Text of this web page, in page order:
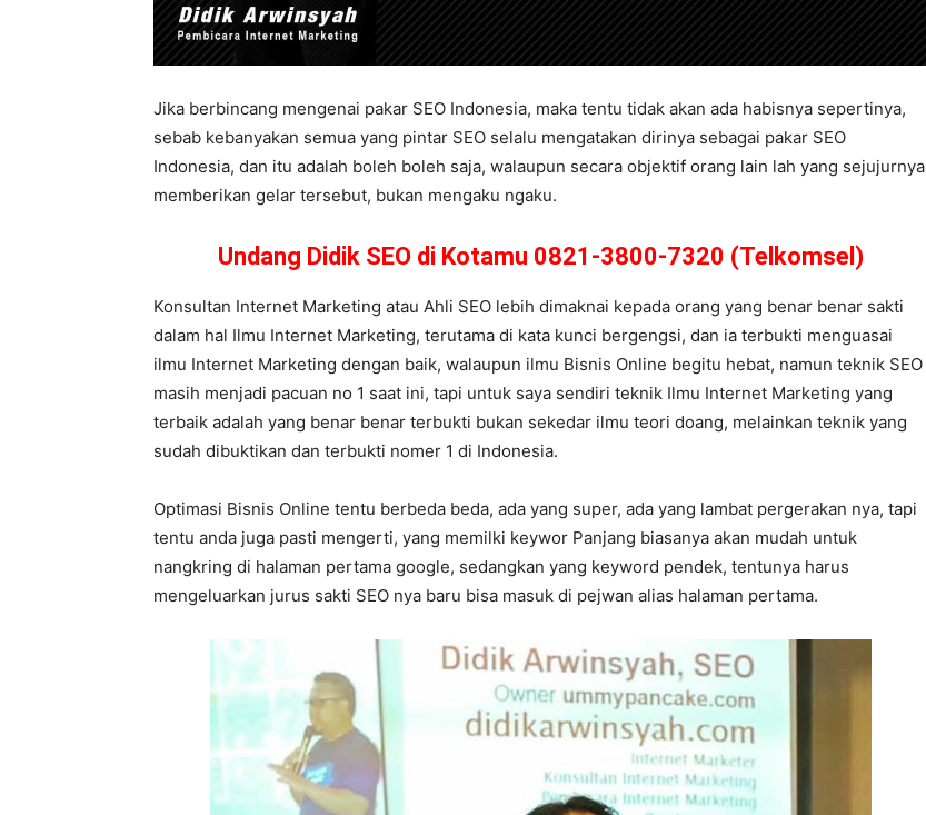
Jika berbincang mengenai pakar SEO Indonesia, maka tentu tidak akan ada habisnya sepertinya,
sebab kebanyakan semua yang pintar SEO selalu mengatakan dirinya sebagai pakar SEO
Indonesia, dan itu adalah boleh boleh saja, walaupun secara objektif orang lain lah yang sejujurnya
memberikan gelar tersebut, bukan mengaku ngaku.
Undang Didik SEO di Kotamu 0821-3800-7320 (Telkomsel)
Konsultan Internet Marketing atau Ahli SEO lebih dimaknai kepada orang yang benar benar sakti
dalam hal Ilmu Internet Marketing, terutama di kata kunci bergengsi, dan ia terbukti menguasai
ilmu Internet Marketing dengan baik, walaupun ilmu Bisnis Online begitu hebat, namun teknik SEO
masih menjadi pacuan no 1 saat ini, tapi untuk saya sendiri teknik Ilmu Internet Marketing yang
terbaik adalah yang benar benar terbukti bukan sekedar ilmu teori doang, melainkan teknik yang
sudah dibuktikan dan terbukti nomer 1 di Indonesia.
Optimasi Bisnis Online tentu berbeda beda, ada yang super, ada yang lambat pergerakan nya, tapi
tentu anda juga pasti mengerti, yang memilki keywor Panjang biasanya akan mudah untuk
nangkring di halaman pertama google, sedangkan yang keyword pendek, tentunya harus
mengeluarkan jurus sakti SEO nya baru bisa masuk di pejwan alias halaman pertama.